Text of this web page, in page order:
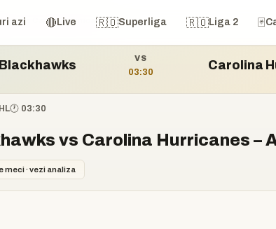
azi 🔴 Live 🇷🇴Superliga 🇷🇴Liga 2 🃏
vs Carolina Hurricanes
VS
03:30 Carolina
🕐 03:30
vs Carolina Hurricanes –
meci · vezi analiza